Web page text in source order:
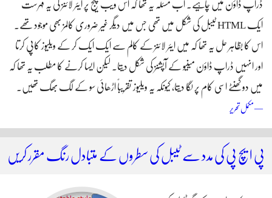
ڈراپ ڈاؤن میں چاہیے۔ اب مسئلہ یہ تھا کہ اس ویب پیج پر ایئر لائنز کی یہ فہرست
ایک HTML ٹیبل کی شکل میں تھی جس میں دیگر غیر ضروری کالمز بھی موجود تھے۔
اس کا بظاہر حل یہ تھا کہ میں ایئر لائنز کے کالم سے ایک ایک کر کے ویلیوز کاپی کرتا
اور انہیں ڈراپ ڈاؤن مینیو کے آپشنز کی شکل دیتا۔ لیکن ایسا کرنے کا مطلب یہ تھا کہ
میں دو گھنٹے اسی کام پر لگا دیتا، کیونکہ یہ ویلیوز تقریباً‌ اڑھائی سو کے لگ بھگ تھیں۔
— مکمل تحریر
پی ایچ پی کی مدد سے ٹیبل کی سطروں کے متبادل رنگ مقرر کریں